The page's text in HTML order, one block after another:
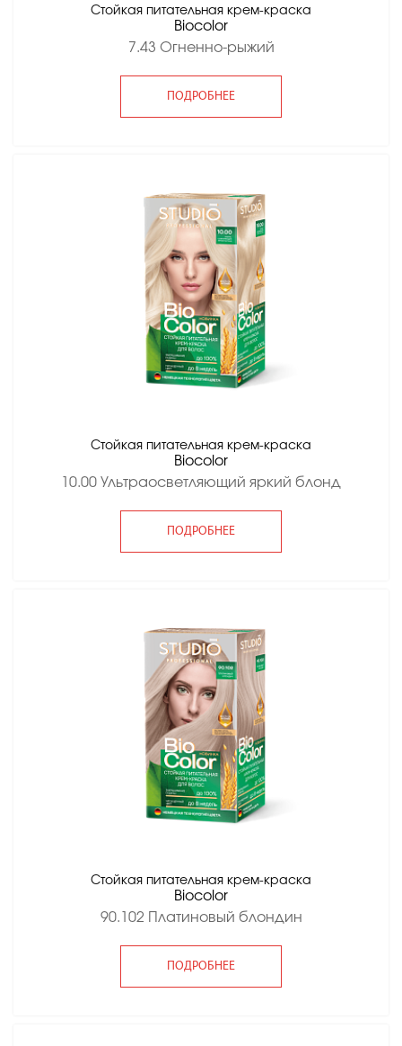
Стойкая питательная крем-краска
Вiocolor
7.43 Огненно-рыжий
ПОДРОБНЕЕ
Стойкая питательная крем-краска
Вiocolor
10.00 Ультраосветляющий яркий блонд
ПОДРОБНЕЕ
Стойкая питательная крем-краска
Вiocolor
90.102 Платиновый блондин
ПОДРОБНЕЕ